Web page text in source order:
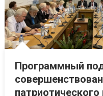
Программный
патриотического